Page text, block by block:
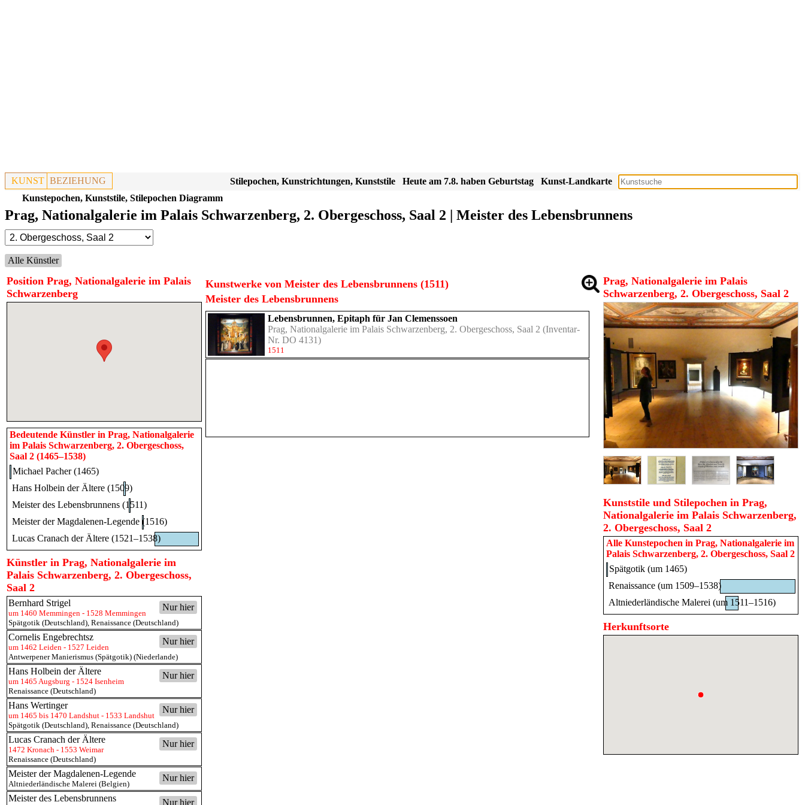
KUNST BEZIEHUNG Kunst-Landkarte
Heute am 7.8. haben Geburtstag
Stilepochen, Kunstrichtungen, Kunststile
Kunstepochen, Kunststile, Stilepochen Diagramm
Prag, Nationalgalerie im Palais Schwarzenberg, 2. Obergeschoss, Saal 2 | Meister des Lebensbrunnens
Alle Künstler
Position Prag, Nationalgalerie im Palais
Schwarzenberg
Bedeutende Künstler in Prag, Nationalgalerie
im Palais Schwarzenberg, 2. Obergeschoss,
Saal 2 (1465–1538)
Michael Pacher (1465)
Hans Holbein der Ältere (1509)
Meister des Lebensbrunnens (1511)
Meister der Magdalenen-Legende (1516)
Lucas Cranach der Ältere (1521–1538)
Künstler in Prag, Nationalgalerie im
Palais Schwarzenberg, 2. Obergeschoss,
Saal 2
Nur hier
Bernhard Strigel
um 1460 Memmingen - 1528 Memmingen
Spätgotik (Deutschland), Renaissance (Deutschland)
Nur hier
Cornelis Engebrechtsz
um 1462 Leiden - 1527 Leiden
Antwerpener Manierismus (Spätgotik) (Niederlande)
Nur hier
Hans Holbein der Ältere
um 1465 Augsburg - 1524 Isenheim
Renaissance (Deutschland)
Nur hier
Hans Wertinger
um 1465 bis 1470 Landshut - 1533 Landshut
Spätgotik (Deutschland), Renaissance (Deutschland)
Nur hier
Lucas Cranach der Ältere
1472 Kronach - 1553 Weimar
Renaissance (Deutschland)
Nur hier
Meister der Magdalenen-Legende
Altniederländische Malerei (Belgien)
Nur hier
Meister des Lebensbrunnens
Kunstwerke von Meister des Lebensbrunnens (1511)
Meister des Lebensbrunnens
Lebensbrunnen, Epitaph für Jan Clemenssoen
Prag, Nationalgalerie im Palais Schwarzenberg, 2. Obergeschoss, Saal 2 (Inventar-
Nr. DO 4131)
1511
Prag, Nationalgalerie im Palais
Schwarzenberg, 2. Obergeschoss, Saal 2
Kunststile und Stilepochen in Prag,
Nationalgalerie im Palais Schwarzenberg,
2. Obergeschoss, Saal 2
Alle Kunstepochen in Prag, Nationalgalerie im
Palais Schwarzenberg, 2. Obergeschoss, Saal 2
Spätgotik (um 1465)
Renaissance (um 1509–1538)
Altniederländische Malerei (um 1511–1516)
Herkunftsorte